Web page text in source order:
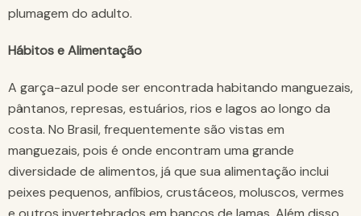
plumagem do adulto.
Hábitos e Alimentação
A garça-azul pode ser encontrada habitando manguezais,
pântanos, represas, estuários, rios e lagos ao longo da
costa. No Brasil, frequentemente são vistas em
manguezais, pois é onde encontram uma grande
diversidade de alimentos, já que sua alimentação inclui
peixes pequenos, anfíbios, crustáceos, moluscos, vermes